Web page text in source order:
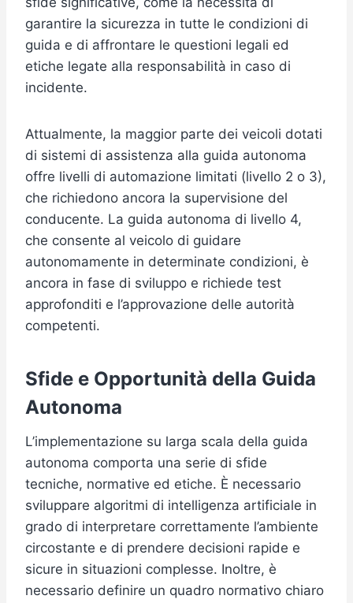
garantire la sicurezza in tutte le condizioni di
guida e di affrontare le questioni legali ed
etiche legate alla responsabilità in caso di
incidente.
Attualmente, la maggior parte dei veicoli dotati
di sistemi di assistenza alla guida autonoma
offre livelli di automazione limitati (livello 2 o 3),
che richiedono ancora la supervisione del
conducente. La guida autonoma di livello 4,
che consente al veicolo di guidare
autonomamente in determinate condizioni, è
ancora in fase di sviluppo e richiede test
approfonditi e l’approvazione delle autorità
competenti.
Sfide e Opportunità della Guida
Autonoma
L’implementazione su larga scala della guida
autonoma comporta una serie di sfide
tecniche, normative ed etiche. È necessario
sviluppare algoritmi di intelligenza artificiale in
grado di interpretare correttamente l’ambiente
circostante e di prendere decisioni rapide e
sicure in situazioni complesse. Inoltre, è
necessario definire un quadro normativo chiaro